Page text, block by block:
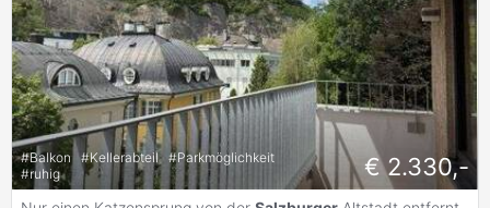
#Balkon #Kellerabteil #Parkmöglichkeit
#ruhig € 2.330,-